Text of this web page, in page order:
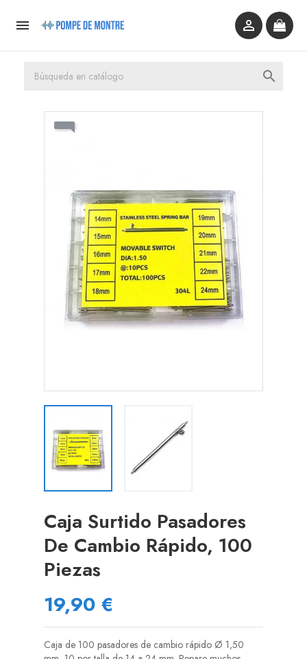
 

Caja Surtido Pasadores
De Cambio Rápido, 100
Piezas
19,90 €
Caja de 100 pasadores de cambio rápido Ø 1,50